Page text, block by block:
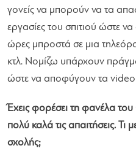
γονείς να μπορούν να τα
εργασίες του σπιτιού ώστε
ώρες μπροστά σε μια
κτλ. Νομίζω υπάρχουν
ώστε να αποφύγουν τα video
Έχεις φορέσει τη φανέλα
πολύ καλά τις απαιτήσεις. Τι
σχολής;